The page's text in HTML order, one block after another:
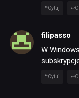
Cytuj
filipasso
W
Cytuj